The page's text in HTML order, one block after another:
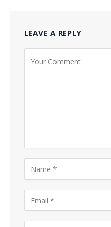
LEAVE A REPLY